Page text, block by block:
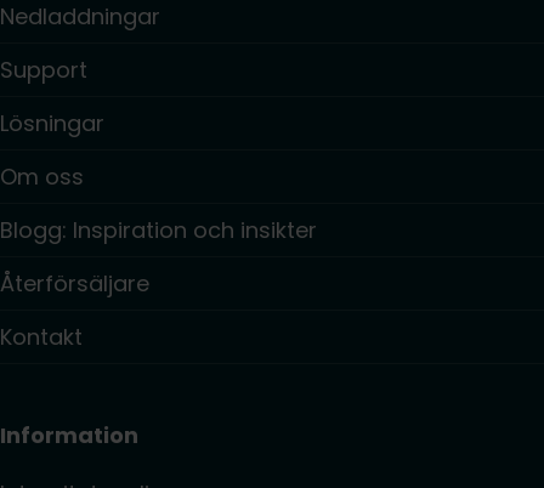
Nedladdningar
Support
Lösningar
Om oss
Blogg: Inspiration och insikter
Återförsäljare
Kontakt
Information